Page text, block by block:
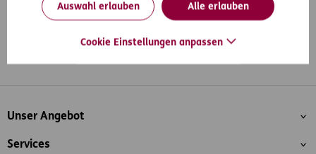
Auswahl erlauben Alle erlauben
Cookie Einstellungen anpassen
Inhaltsübersicht
Unser Angebot
Services